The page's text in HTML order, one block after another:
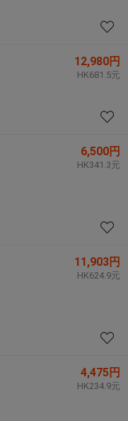
12,980円
HK681.5元
6,500円
HK341.3元
11,903円
HK624.9元
4,475円
HK234.9元